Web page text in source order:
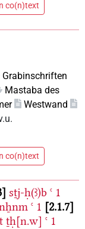
co(n)text
Grabinschriften
Mastaba des
Westwand
co(n)text
sṯj-ḥ(ꜣ)b ꜥ 1
ꜥ 1 2.1.7
ṯḥ[n.w] ꜥ 1